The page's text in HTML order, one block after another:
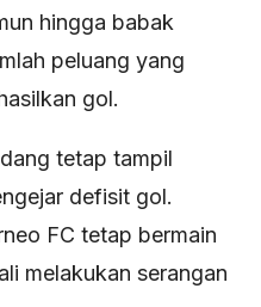
hingga babak
peluang yang
gol.
tetap tampil
defisit gol.
FC tetap bermain
melakukan serangan